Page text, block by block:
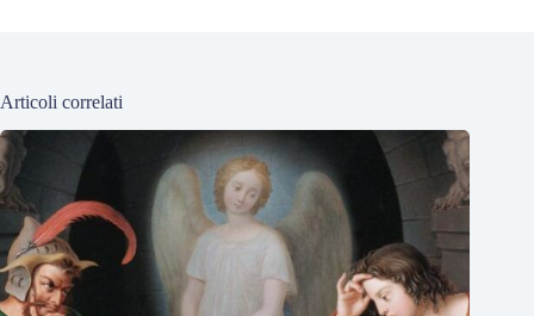
Articoli correlati